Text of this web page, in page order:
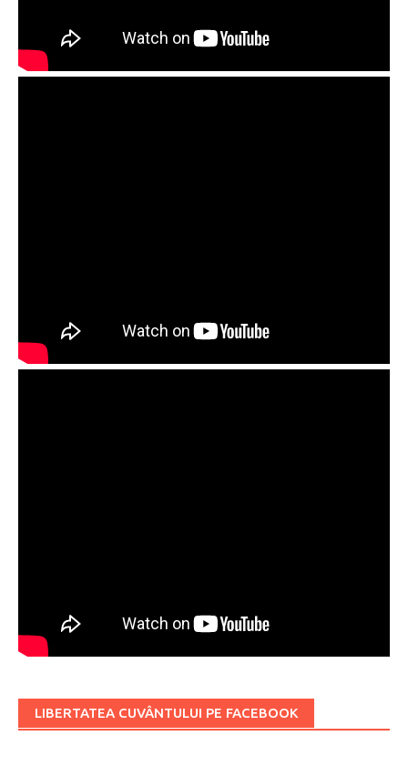
LIBERTATEA CUVÂNTULUI PE FACEBOOK